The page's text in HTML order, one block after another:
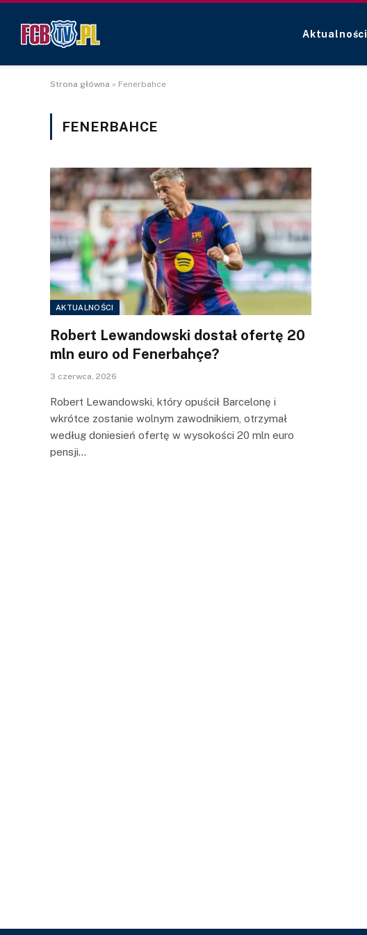
Aktualności
Strona główna » Fenerbahce
FENERBAHCE
AKTUALNOŚCI
Robert Lewandowski dostał ofertę 20
mln euro od Fenerbahçe?
3 czerwca, 2026
Robert Lewandowski, który opuścił Barcelonę i
wkrótce zostanie wolnym zawodnikiem, otrzymał
według doniesień ofertę w wysokości 20 mln euro
pensji…